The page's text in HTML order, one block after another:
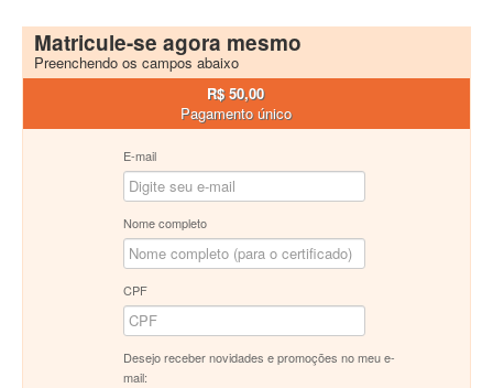
Matricule-se agora mesmo
Preenchendo os campos abaixo
R$ 50,00
Pagamento único
E-mail
Nome completo
CPF
Desejo receber novidades e promoções no meu e-
mail: